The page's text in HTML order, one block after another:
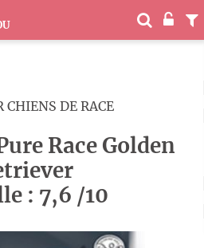
CHIENS DE RACE
Race Golden
: 7,6 /10